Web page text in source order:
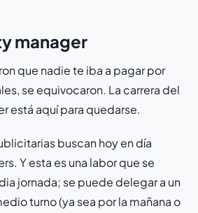
manager
que nadie te iba a pagar por
se equivocaron. La carrera del
está aquí para quedarse.
buscan hoy en día
Y esta es una labor que se
jornada; se puede delegar a un
turno (ya sea por la mañana o